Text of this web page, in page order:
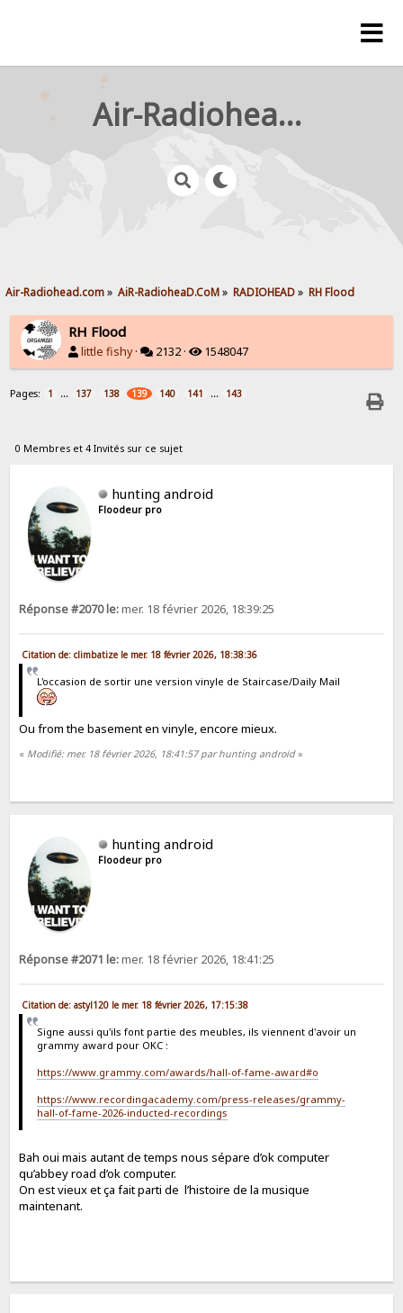
Air-Radiohead.com
Air-Radiohead.com» AiR-RadioheaD.CoM» RADIOHEAD» RH Flood
RH Flood
little fishy· 2132 · 1548047
Pages: 1 ... 137 138 139 140 141 ... 143
0 Membres et 4 Invités sur ce sujet
hunting android
Floodeur pro
Réponse #2070 le:mer. 18 février 2026, 18:39:25
Citation de: climbatize le mer. 18 février 2026, 18:38:36
L'occasion de sortir une version vinyle de Staircase/Daily Mail
Ou from the basement en vinyle, encore mieux.
« Modifié: mer. 18 février 2026, 18:41:57 par hunting android»
hunting android
Floodeur pro
Réponse #2071 le:mer. 18 février 2026, 18:41:25
Citation de: astyl120 le mer. 18 février 2026, 17:15:38
Signe aussi qu'ils font partie des meubles, ils viennent d'avoir un
grammy award pour OKC :
https://www.grammy.com/awards/hall-of-fame-award#o
https://www.recordingacademy.com/press-releases/grammy-
hall-of-fame-2026-inducted-recordings
Bah oui mais autant de temps nous sépare d’ok computer
qu’abbey road d’ok computer.
On est vieux et ça fait parti de l’histoire de la musique
maintenant.